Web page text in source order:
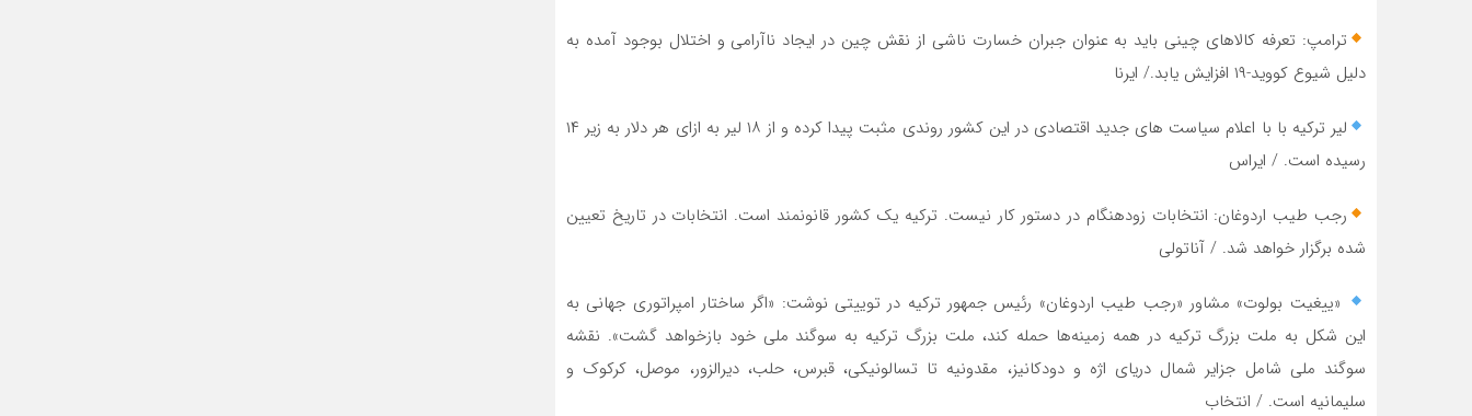
ترامپ: تعرفه کالاهای چینی باید به عنوان جبران خسارت ناشی از نقش چین در ایجاد ناآرامی و اختلال بوجود آمده به
دلیل شیوع کووید-۱۹ افزایش یابد./ ایرنا
لیر ترکیه با با اعلام سیاست های جدید اقتصادی در این کشور روندی مثبت پیدا کرده و از ۱۸ لیر به ازای هر دلار به زیر ۱۴
رسیده است. / ایراس
رجب طیب اردوغان: انتخابات زودهنگام در دستور کار نیست. ترکیه یک کشور قانونمند است. انتخابات در تاریخ تعیین
شده برگزار خواهد شد. / آناتولی
«ییغیت بولوت» مشاور «رجب طیب اردوغان» رئیس جمهور ترکیه در توییتی نوشت: «اگر ساختار امپراتوری جهانی به
این شکل به ملت بزرگ ترکیه در همه زمینه‌ها حمله کند، ملت بزرگ ترکیه به سوگند ملی خود بازخواهد گشت». نقشه
سوگند ملی شامل جزایر شمال دریای اژه و دودکانیز، مقدونیه تا تسالونیکی، قبرس، حلب، دیرالزور، موصل، کرکوک و
سلیمانیه است. / انتخاب